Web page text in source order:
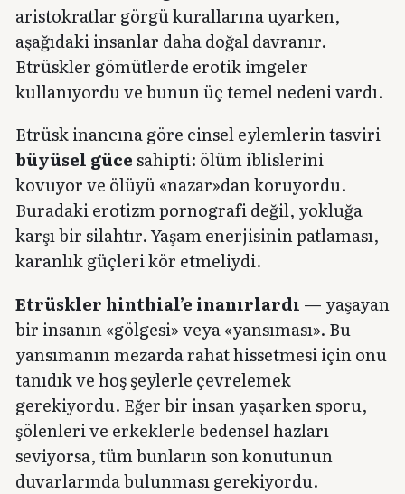
aristokratlar görgü kurallarına uyarken,
aşağıdaki insanlar daha doğal davranır.
Etrüskler gömütlerde erotik imgeler
kullanıyordu ve bunun üç temel nedeni vardı.
Etrüsk inancına göre cinsel eylemlerin tasviri
büyüsel gücesahipti: ölüm iblislerini
kovuyor ve ölüyü «nazar»dan koruyordu.
Buradaki erotizm pornografi değil, yokluğa
karşı bir silahtır. Yaşam enerjisinin patlaması,
karanlık güçleri kör etmeliydi.
Etrüskler hinthial’e inanırlardı — yaşayan
bir insanın «gölgesi» veya «yansıması». Bu
yansımanın mezarda rahat hissetmesi için onu
tanıdık ve hoş şeylerle çevrelemek
gerekiyordu. Eğer bir insan yaşarken sporu,
şölenleri ve erkeklerle bedensel hazları
seviyorsa, tüm bunların son konutunun
duvarlarında bulunması gerekiyordu.